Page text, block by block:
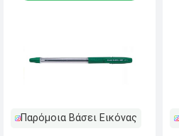
Παρόμοια Βάσει Εικόνας